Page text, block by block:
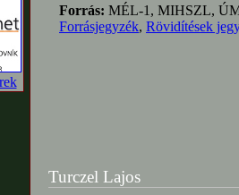
Forrás: MÉL-1, MIHSZL,
Forrásjegyzék, Rövidítések
Turczel Lajos